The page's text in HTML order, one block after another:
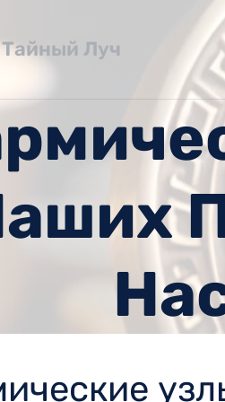
Тайный Луч